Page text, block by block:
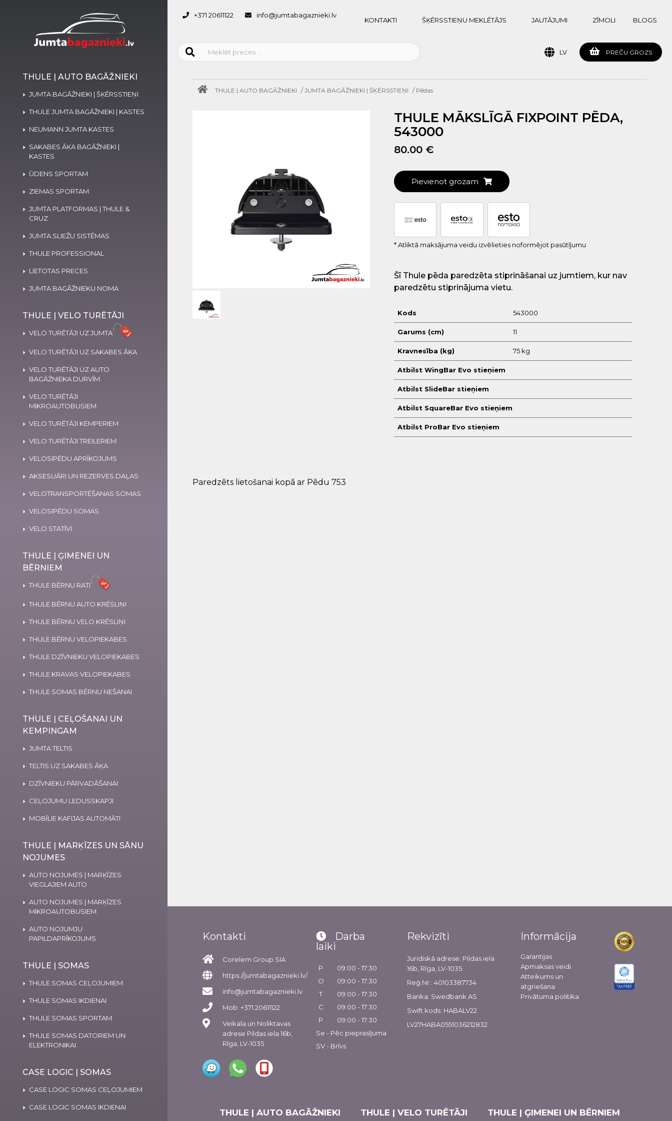
THULE | AUTO BAGĀŽNIEKI
JUMTA BAGĀŽNIEKI | ŠĶĒRSSTIEŅI
THULE JUMTA BAGĀŽNIEKI | KASTES
NEUMANN JUMTA KASTES
SAKABES ĀĶA BAGĀŽNIEKI |
KASTES
ŪDENS SPORTAM
ZIEMAS SPORTAM
JUMTA PLATFORMAS | THULE &
CRUZ
JUMTA SLIEŽU SISTĒMAS
THULE PROFESSIONAL
LIETOTAS PRECES
JUMTA BAGĀŽNIEKU NOMA
THULE | VELO TURĒTĀJI
VELO TURĒTĀJI UZ JUMTA
VELO TURĒTĀJI UZ SAKABES ĀĶA
VELO TURĒTĀJI UZ AUTO
BAGĀŽNIEKA DURVĪM
VELO TURĒTĀJI
MIKROAUTOBUSIEM
VELO TURĒTĀJI KEMPERIEM
VELO TURĒTĀJI TREILERIEM
VELOSIPĒDU APRĪKOJUMS
AKSESUĀRI UN REZERVES DAĻAS
VELOTRANSPORTĒŠANAS SOMAS
VELOSIPĒDU SOMAS
VELO STATĪVI
THULE | ĢIMENEI UN
BĒRNIEM
THULE BĒRNU RATI
THULE BĒRNU AUTO KRĒSLIŅI
THULE BĒRNU VELO KRĒSLIŅI
THULE BĒRNU VELOPIEKABES
THULE DZĪVNIEKU VELOPIEKABES
THULE KRAVAS VELOPIEKABES
THULE SOMAS BĒRNU NEŠANAI
THULE | CEĻOŠANAI UN
KEMPINGAM
JUMTA TELTIS
TELTIS UZ SAKABES ĀĶA
DZĪVNIEKU PĀRVADĀŠANAI
CEĻOJUMU LEDUSSKAPJI
MOBĪLIE KAFIJAS AUTOMĀTI
THULE | MARĶĪZES UN SĀNU
NOJUMES
AUTO NOJUMES | MARĶĪZES
VIEGLAJIEM AUTO
AUTO NOJUMES | MARĶĪZES
MIKROAUTOBUSIEM
AUTO NOJUMJU
PAPILDAPRĪKOJUMS
THULE | SOMAS
THULE SOMAS CEĻOJUMIEM
THULE SOMAS IKDIENAI
THULE SOMAS SPORTAM
THULE SOMAS DATORIEM UN
ELEKTRONIKAI
CASE LOGIC | SOMAS
CASE LOGIC SOMAS CEĻOJUMIEM
CASE LOGIC SOMAS IKDIENAI
+371 20611122 info@jumtabagaznieki.lv
KONTAKTI ŠĶĒRSSTIEŅU MEKLĒTĀJS JAUTĀJUMI ZĪMOLI BLOGS
PREČU GROZS
LV
THULE | AUTO BAGĀŽNIEKI /JUMTA BAGĀŽNIEKI | ŠĶĒRSSTIEŅI / Pēdas
THULE MĀKSLĪGĀ FIXPOINT PĒDA,
543000
80.00 €
Pievienot grozam
* Atliktā maksājuma veidu izvēlieties noformējot pasūtījumu
Šī Thule pēda paredzēta stiprināšanai uz jumtiem, kur nav
paredzētu stiprinājuma vietu.
Kods 543000
Garums (cm) 11
Kravnesība (kg) 75 kg
Atbilst WingBar Evo stieņiem
Atbilst SlideBar stieņiem
Atbilst SquareBar Evo stieņiem
Atbilst ProBar Evo stieņiem
Paredzēts lietošanai kopā ar Pēdu 753
Kontakti
Corelem Group SIA
https://jumtabagaznieki.lv/
info@jumtabagaznieki.lv
Mob: +371 20611122
Veikala un Noliktavas
adrese Pildas iela 16b,
Rīga, LV-1035
Darba
laiki
P
09:00 - 17:30
O
09:00 - 17:30
T
09:00 - 17:30
C
09:00 - 17:30
P
09:00 - 17:30
Se - Pēc pieprasījuma
SV - Brīvs
Rekvizīti
Juridiskā adrese: Pildas iela
16b, Rīga, LV-1035
Reģ.Nr.: 40103387734
Banka: Swedbank AS
Swift kods: HABALV22
LV27HABA0551036212832
Informācija
Garantijas
Apmaksas veidi
Atteikums un
atgriešana
Privātuma politika
THULE | AUTO BAGĀŽNIEKI THULE | VELO TURĒTĀJI THULE | ĢIMENEI UN BĒRNIEM